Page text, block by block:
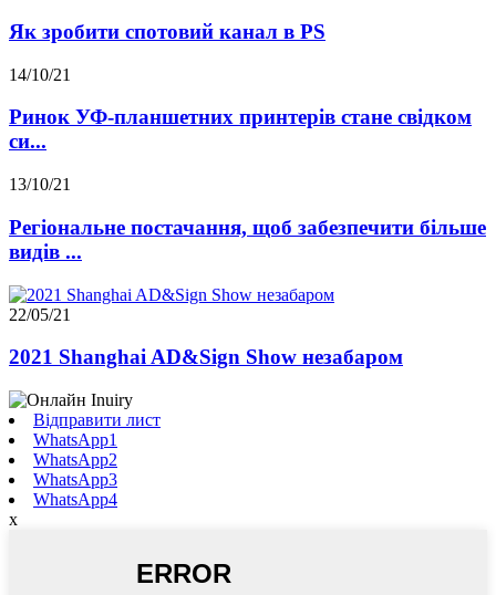
Як зробити спотовий канал в PS
14/10/21
Ринок УФ-планшетних принтерів стане свідком
си...
13/10/21
Регіональне постачання, щоб забезпечити більше
видів ...
22/05/21
2021 Shanghai AD&Sign Show незабаром
Відправити лист
WhatsApp1
WhatsApp2
WhatsApp3
WhatsApp4
x